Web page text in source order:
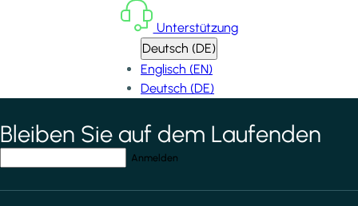
Unterstützung
Deutsch (DE)
Englisch (EN)
Deutsch (DE)
*indicates required field
Bleiben Sie auf dem Laufenden